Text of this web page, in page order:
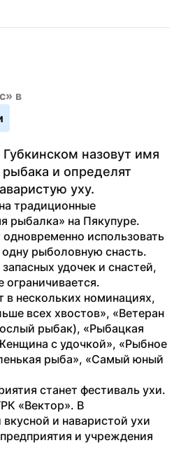
в
назовут имя
и определят
уху.
традиционные
рыбалка» на Пякупуре.
использовать
рыболовную снасть.
удочек и снастей,
ограничивается.
в нескольких номинациях,
всех хвостов», «Ветеран
рыбак), «Рыбацкая
с удочкой», «Рыбное
рыба», «Самый юный
станет фестиваль ухи.
«Вектор». В
и наваристой ухи
и учреждения